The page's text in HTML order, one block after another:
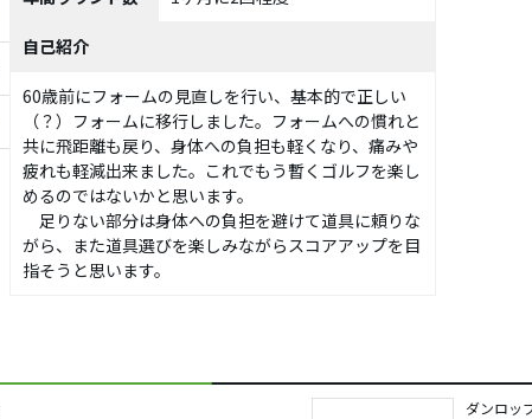
自己紹介
60歳前にフォームの見直しを行い、基本的で正しい
（？）フォームに移行しました。フォームへの慣れと
共に飛距離も戻り、身体への負担も軽くなり、痛みや
疲れも軽減出来ました。これでもう暫くゴルフを楽し
めるのではないかと思います。
足りない部分は身体への負担を避けて道具に頼りな
がら、また道具選びを楽しみながらスコアアップを目
指そうと思います。
ダンロッ